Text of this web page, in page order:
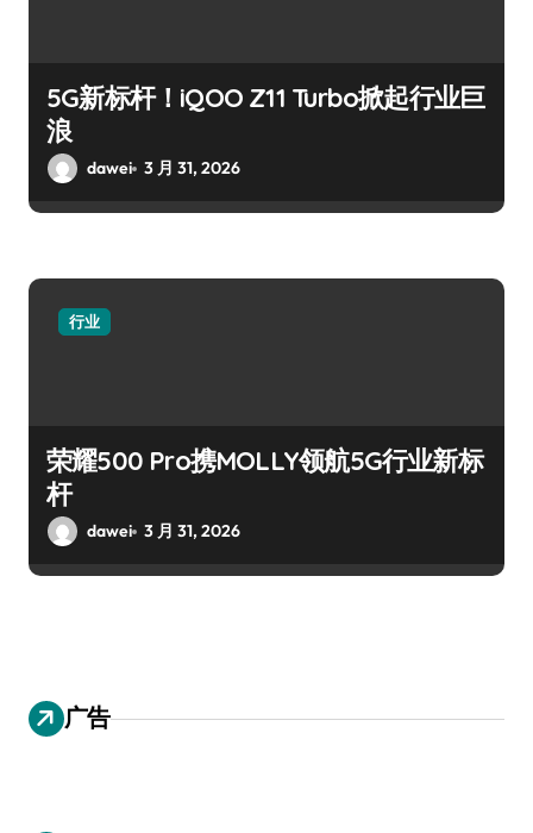
5G新标杆！iQOO Z11 Turbo掀起行业巨
浪
dawei 3 月 31, 2026
行业
荣耀500 Pro携MOLLY领航5G行业新标
杆
dawei 3 月 31, 2026
广告